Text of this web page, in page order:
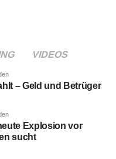
VIDEOS
– Geld und Betrüger
Explosion vor
sucht